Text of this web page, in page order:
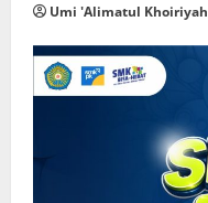
Umi 'Alimatul Khoiriyah